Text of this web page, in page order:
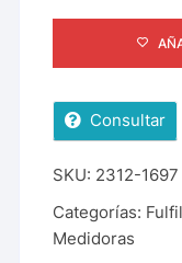
Consultar
SKU: 2312-1697
Categorías:
Medidoras